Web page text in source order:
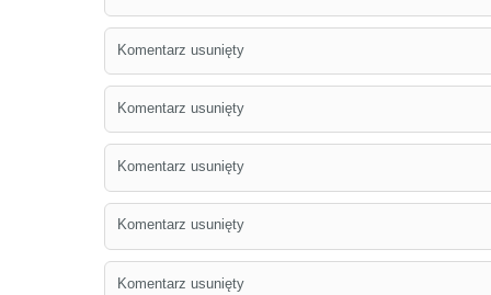
Komentarz usunięty
Komentarz usunięty
Komentarz usunięty
Komentarz usunięty
Komentarz usunięty